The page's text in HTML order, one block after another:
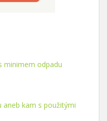
minimem odpadu
aneb kam s použitými